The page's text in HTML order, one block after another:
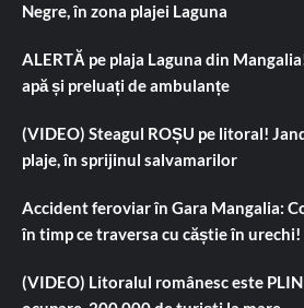
Negre, în zona plajei Laguna
ALERTĂ pe plaja Laguna din
apă și preluați de ambulanțe
(VIDEO) Steagul ROȘU pe litoral!
plaje, în sprijinul salvamarilor
Accident feroviar în Gara Mangalia:
în timp ce traversa cu căștie în urechi!
(VIDEO) Litoralul românesc este